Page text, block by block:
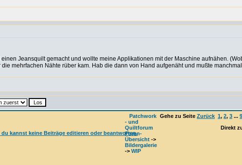
Jeansquilt gemacht und wollte meine Applikationen mit der Maschine aufnähen.
mehrfachen Nähte rüber kam. Hab die dann von Hand aufgenäht und mußte
Patchwork
- und
Quiltforum
Foren-
Übersicht ->
Bildergalerie
-> WIP
Gehe zu Seite Zurück 1, 2, 3 ... 9
Direkt